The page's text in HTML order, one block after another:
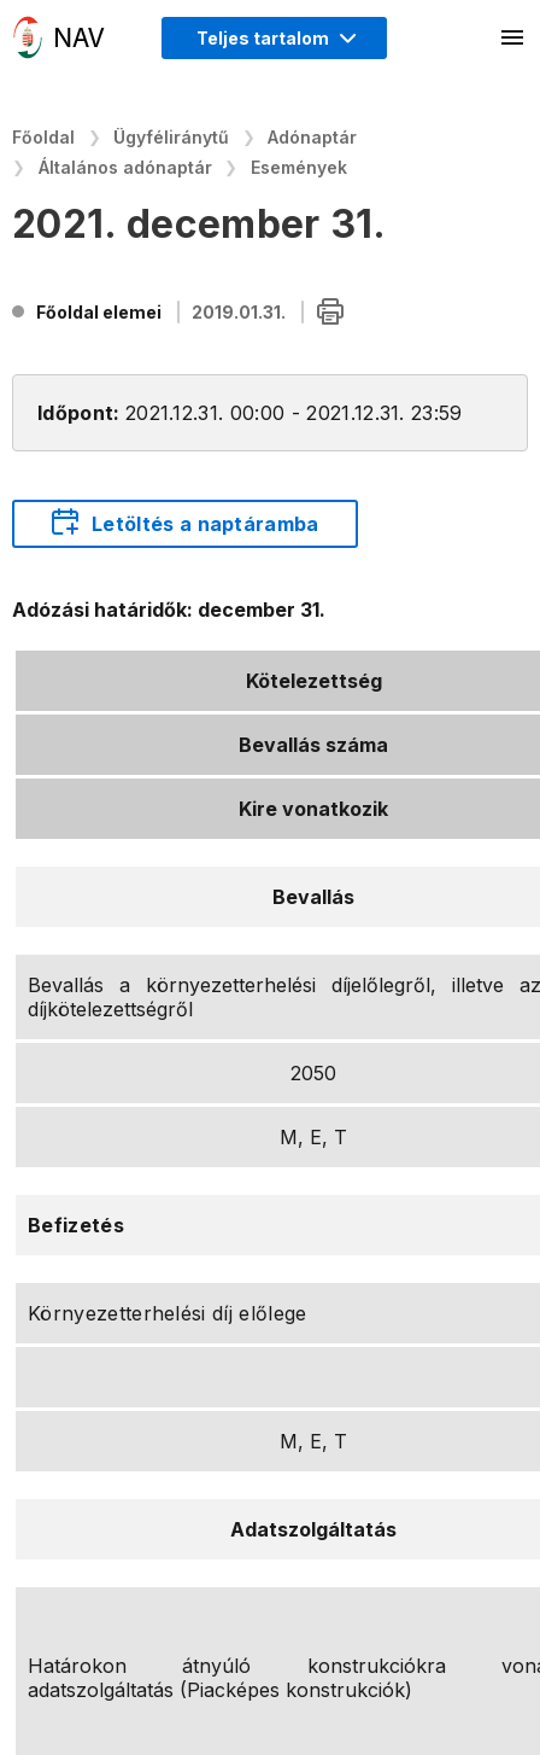
Teljes tartalom
Főoldal Ügyféliránytű
Adónaptár
Általános adónaptár
Események
2021. december 31.
Főoldal elemei 2019.01.31.
Időpont: 2021.12.31. 00:00 - 2021.12.31. 23:59
Letöltés a naptáramba
Adózási határidők: december 31.
Kötelezettség
Bevallás száma
Kire vonatkozik
Bevallás
Bevallás a környezetterhelési díjelőlegről, illetve
díjkötelezettségről
2050
M, E, T
Befizetés
Környezetterhelési díj előlege
M, E, T
Adatszolgáltatás
Határokon átnyúló konstrukciókra
adatszolgáltatás (Piacképes konstrukciók)